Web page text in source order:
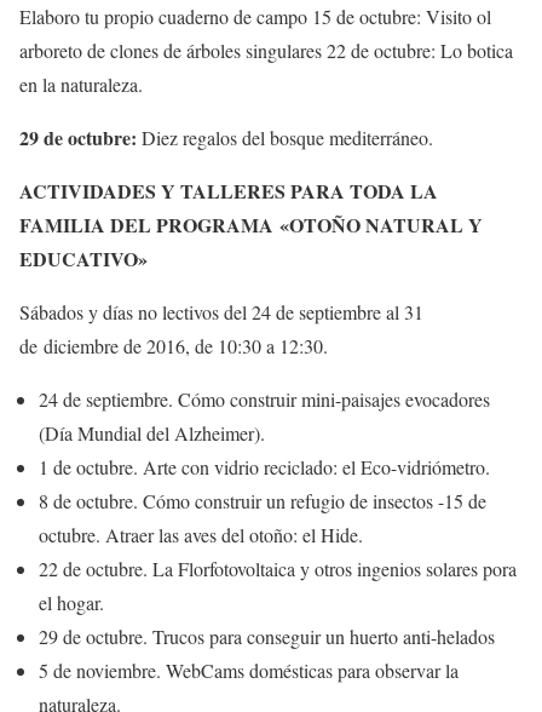
Elaboro tu propio cuaderno de campo 15 de octubre: Visito ol
arboreto de clones de árboles singulares 22 de octubre: Lo botica
en la naturaleza.
29 de octubre: Diez regalos del bosque mediterráneo.
ACTIVIDADES Y TALLERES PARA TODA LA
FAMILIA DEL PROGRAMA «OTOÑO NATURAL Y
EDUCATIVO»
Sábados y días no lectivos del 24 de septiembre al 31
de diciembre de 2016, de 10:30 a 12:30.
24 de septiembre. Cómo construir mini-paisajes evocadores
(Día Mundial del Alzheimer).
1 de octubre. Arte con vidrio reciclado: el Eco-vidriómetro.
8 de octubre. Cómo construir un refugio de insectos -15 de
octubre. Atraer las aves del otoño: el Hide.
22 de octubre. La Florfotovoltaica y otros ingenios solares pora
el hogar.
29 de octubre. Trucos para conseguir un huerto anti-helados
5 de noviembre. WebCams domésticas para observar la
naturaleza.